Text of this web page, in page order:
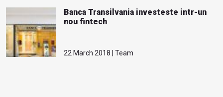
Banca Transilvania investeste intr-un
nou fintech
22 March 2018 | Team